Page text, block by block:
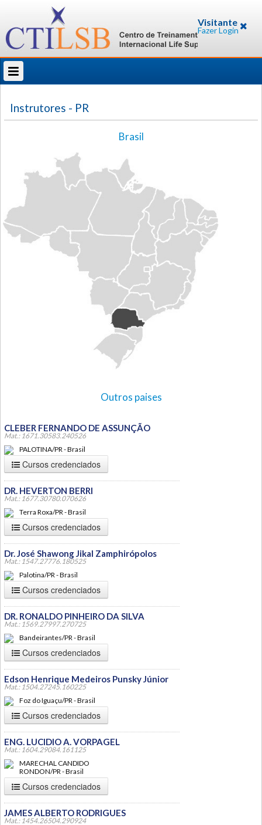
Visitante
Fazer Login
Instrutores - PR
Brasil
Outros paises
CLEBER FERNANDO DE ASSUNÇÃO
Mat.: 1671.30583.240526
PALOTINA/PR - Brasil
Cursos credenciados
DR. HEVERTON BERRI
Mat.: 1677.30780.070626
Terra Roxa/PR - Brasil
Cursos credenciados
Dr. José Shawong Jikal Zamphirópolos
Mat.: 1547.27776.180525
Palotina/PR - Brasil
Cursos credenciados
DR. RONALDO PINHEIRO DA SILVA
Mat.: 1569.27997.270725
Bandeirantes/PR - Brasil
Cursos credenciados
Edson Henrique Medeiros Punsky Júnior
Mat.: 1504.27245.160225
Foz do Iguaçu/PR - Brasil
Cursos credenciados
ENG. LUCIDIO A. VORPAGEL
Mat.: 1604.29084.161125
MARECHAL CANDIDO
RONDON/PR - Brasil
Cursos credenciados
JAMES ALBERTO RODRIGUES
Mat.: 1454.26504.290924